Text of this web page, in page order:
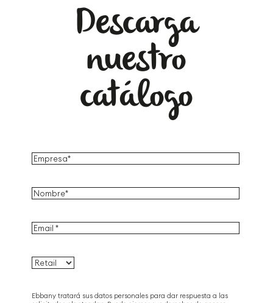
Descarga
nuestro
catálogo
Ebbany tratará sus datos personales para dar respuesta a las